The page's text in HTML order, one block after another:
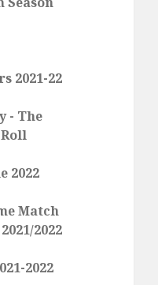
2021-22
- The
2022
Match
2022
2022